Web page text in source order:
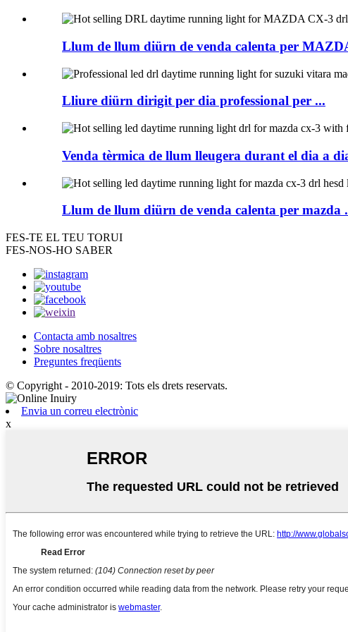
Llum de llum diürn de venda calenta per
Lliure diürn dirigit per dia professional per ...
Venda tèrmica de llum lleugera durant el dia a
Llum de llum diürn de venda calenta per mazda
FES-TE EL TEU TORUI
FES-NOS-HO SABER
Contacta amb nosaltres
Sobre nosaltres
Preguntes freqüents
© Copyright - 2010-2019: Tots els drets reservats.
Envia un correu electrònic
x